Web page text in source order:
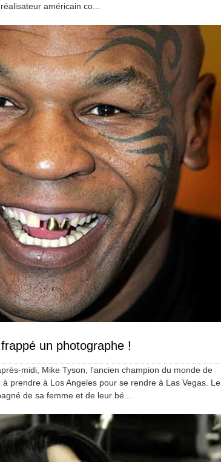
américain co...
un photographe !
midi, Mike Tyson, l'ancien champion du monde de
à prendre à Los Angeles pour se rendre à Las Vegas. Le
de sa femme et de leur bé...